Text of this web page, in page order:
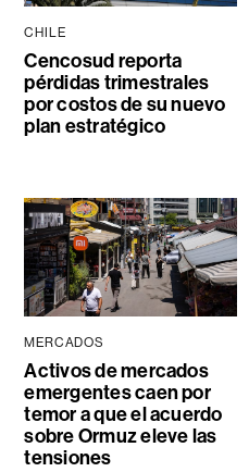
CHILE
Cencosud reporta
pérdidas trimestrales
por costos de su nuevo
plan estratégico
MERCADOS
Activos de mercados
emergentes caen por
temor a que el acuerdo
sobre Ormuz eleve las
tensiones